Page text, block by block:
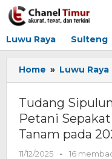
Lewati
ke
Luwu Raya Sulteng
Home » Luwu Raya
Tudang
Petani
Tanam pada
11/12/2025
oleh
-
16